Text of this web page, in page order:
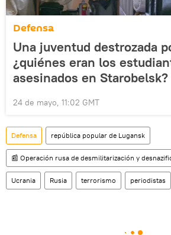
Defensa
Una juventud destrozada
¿quiénes eran los
asesinados en Starobelsk?
24 de mayo, 11:02 GMT
Defensa república popular de Lugansk
📰 Operación rusa de desmilitarización y
Ucrania Rusia terrorismo periodistas